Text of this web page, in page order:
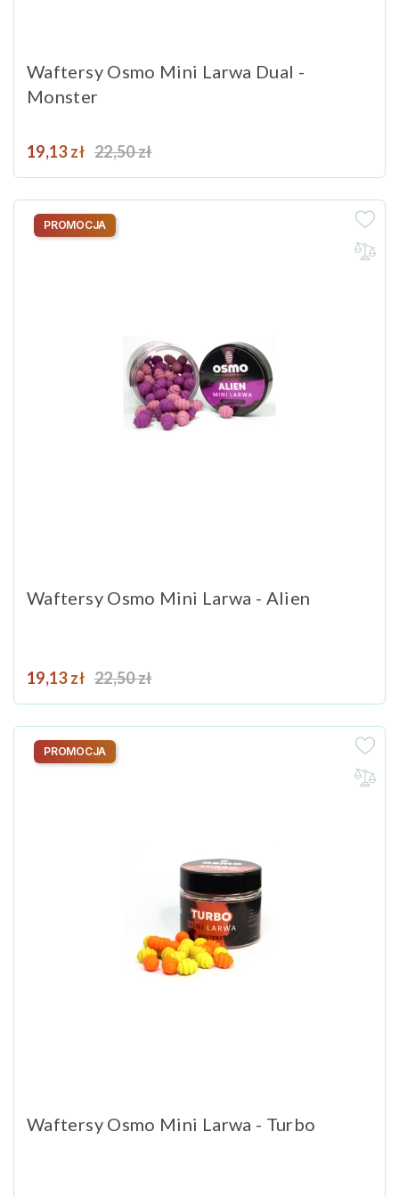
Waftersy Osmo Mini Larwa Dual -
Monster
Cena
19,13 zł Cena podstawowa
22,50 zł
Waftersy Osmo Mini Larwa - Alien
Cena
19,13 zł Cena podstawowa
22,50 zł
PROMOCJA
Waftersy Osmo Mini Larwa - Turbo
PROMOCJA